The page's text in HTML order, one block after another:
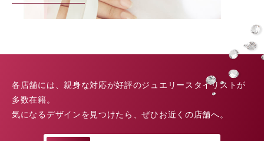
各店舗には、親身な対応が好評のジュエリースタイリストが
多数在籍。
気になるデザインを見つけたら、ぜひお近くの店舗へ。